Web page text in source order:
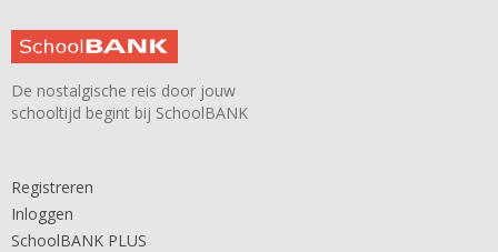
De nostalgische reis door jouw
schooltijd begint bij SchoolBANK
Registreren
Inloggen
SchoolBANK PLUS